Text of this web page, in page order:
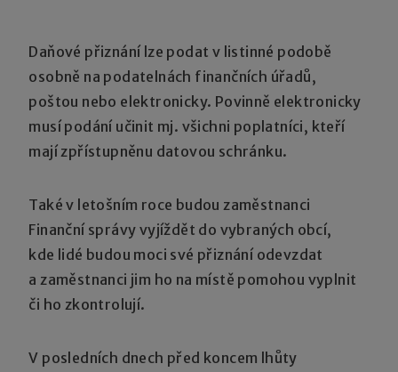
Daňové přiznání lze podat v listinné podobě
osobně na podatelnách finančních úřadů,
poštou nebo elektronicky. Povinně elektronicky
musí podání učinit mj. všichni poplatníci, kteří
mají zpřístupněnu datovou schránku.
Také v letošním roce budou zaměstnanci
Finanční správy vyjíždět do vybraných obcí,
kde lidé budou moci své přiznání odevzdat
a zaměstnanci jim ho na místě pomohou vyplnit
či ho zkontrolují.
V posledních dnech před koncem lhůty